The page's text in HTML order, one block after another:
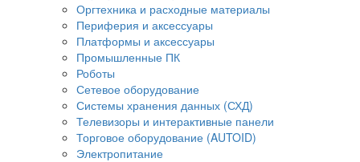
Оргтехника и расходные материалы
Периферия и аксессуары
Платформы и аксессуары
Промышленные ПК
Роботы
Сетевое оборудование
Системы хранения данных (СХД)
Телевизоры и интерактивные панели
Торговое оборудование (AUTOID)
Электропитание